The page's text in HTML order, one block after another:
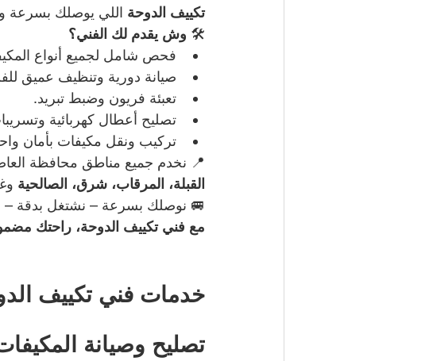
تكييف الدوحة اللي يوصلك بسرعة
🛠️ وش يقدم لك الفني؟
فحص شامل لجميع أنواع
صيانة دورية وتنظيف عميق
تعبئة فريون وضبط تبريد.
تصليح أعطال كهربائية
تركيب ونقل مكيفات بأمان
📍 نخدم جميع مناطق محافظة
القبلة، المرقاب، شرق، الصالحية
🚐 نوصلك بسرعة – نشتغل بدقة
مع فني تكييف الدوحة، راحتك
خدمات فني تكييف
تصليح وصيانة